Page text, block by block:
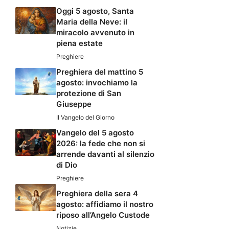
Oggi 5 agosto, Santa
Maria della Neve: il
miracolo avvenuto in
piena estate
Preghiere
Preghiera del mattino 5
agosto: invochiamo la
protezione di San
Giuseppe
Il Vangelo del Giorno
Vangelo del 5 agosto
2026: la fede che non si
arrende davanti al silenzio
di Dio
Preghiere
Preghiera della sera 4
agosto: affidiamo il nostro
riposo all’Angelo Custode